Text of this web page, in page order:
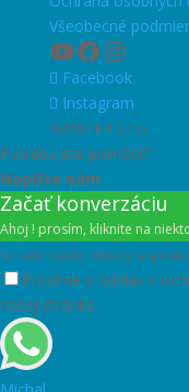
Všeobecné
YouTube
Facebook
Facebook
Instagram
BWATER s.r.o.
Potrebujete pomôcť?
Napíšte nám
Začať konverzáciu
Ahoj ! prosím, kliknite na
Na vaše otázky, dotazy sa
Prosíme o súhlas s
našej stránke.